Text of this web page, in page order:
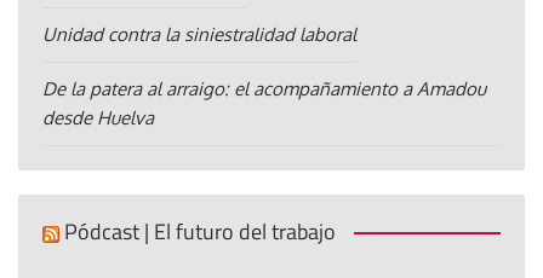
Unidad contra la siniestralidad laboral
De la patera al arraigo: el acompañamiento a Amadou
desde Huelva
Pódcast | El futuro del trabajo